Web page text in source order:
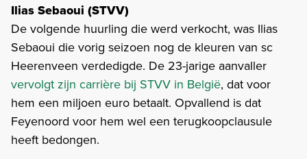
Ilias Sebaoui (STVV)
De volgende huurling die werd verkocht, was Ilias
Sebaoui die vorig seizoen nog de kleuren van sc
Heerenveen verdedigde. De 23-jarige aanvaller
vervolgt zijn carrière bij STVV in België, dat voor
hem een miljoen euro betaalt. Opvallend is dat
Feyenoord voor hem wel een terugkoopclausule
heeft bedongen.